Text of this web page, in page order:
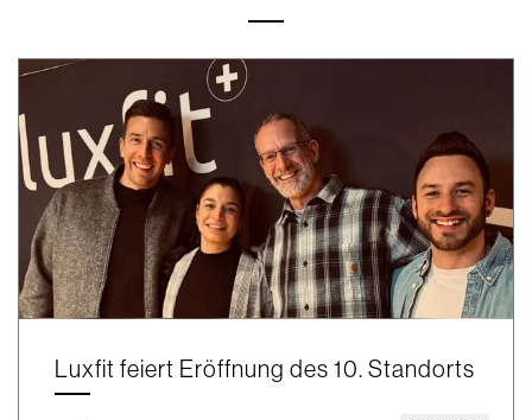
Luxfit feiert Eröffnung des 10. Standorts